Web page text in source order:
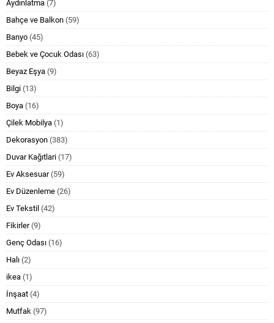
Aydınlatma (7)
Bahçe ve Balkon (59)
Banyo (45)
Bebek ve Çocuk Odası (63)
Beyaz Eşya (9)
Bilgi (13)
Boya (16)
Çilek Mobilya (1)
Dekorasyon (383)
Duvar Kağıtlari (17)
Ev Aksesuar(59)
Ev Düzenleme (26)
Ev Tekstil (42)
Fikirler(9)
Genç Odası (16)
Halı (2)
ikea (1)
İnşaat (4)
Mutfak (97)